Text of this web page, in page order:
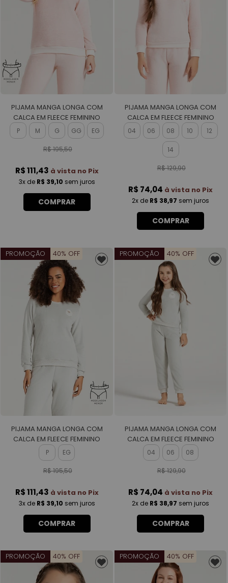
PIJAMA MANGA LONGA COM
CALCA EM FLEECE FEMININO
P M G GG EG
R$ 195,50
R$ 111,43 à vista no Pix
3xde R$ 39,10 sem juros
COMPRAR
PIJAMA MANGA LONGA COM
CALCA EM FLEECE FEMININO
04 06 08 10 12
14
R$ 129,90
R$ 74,04 à vista no Pix
2x de R$ 38,97 sem juros
COMPRAR
PROMOÇÃO 40% OFF
PIJAMA MANGA LONGA COM
CALCA EM FLEECE FEMININO
P EG
R$ 195,50
R$ 111,43 à vista no Pix
3xde R$ 39,10 sem juros
COMPRAR
PROMOÇÃO 40% OFF
PIJAMA MANGA LONGA COM
CALCA EM FLEECE FEMININO
04 06 08
R$ 129,90
R$ 74,04 à vista no Pix
2x de R$ 38,97 sem juros
COMPRAR
PROMOÇÃO 40% OFF PROMOÇÃO 40% OFF